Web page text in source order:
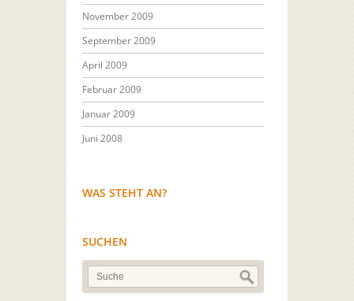
November 2009
September 2009
April 2009
Februar 2009
Januar 2009
Juni 2008
WAS STEHT AN?
SUCHEN